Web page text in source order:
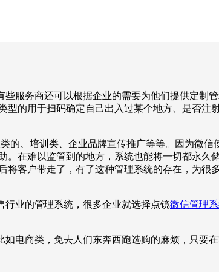
服务商还可以根据企业的需要为他们提供定制
的用于扫码确定自己出入过某个地方、是否注
的、培训类、企业品牌宣传推广等等。因为微信
在难以监管到的地方，系统也能将一切都永久
客户带走了，有了这种管理系统的存在，为很
行业的管理系统，很多企业就选择点镜微信管理
电商类，免去人们东奔西跑选购的麻烦，只要